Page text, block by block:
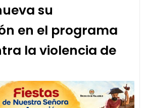
su
en el programa
la violencia de